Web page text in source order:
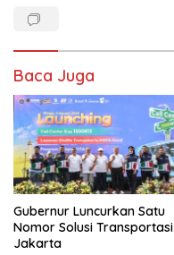
Baca Juga
Gubernur Luncurkan Satu
Nomor Solusi Transportasi
Jakarta